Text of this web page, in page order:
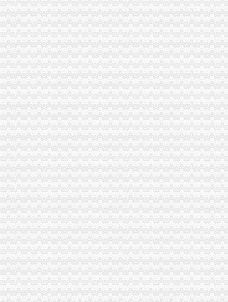
潼南局重庆分公司注册抓好三项活动启动2008年思想教育工作
市局合同处“合同帮农”重庆发票申请片区座谈会在南川召开
经开园局重庆分公司注册狠抓户外广告监管取得明显成效
梁平举办“4.26”重庆财务公司世界知识产权日宣咨询活动
南岸局注册登记科荣获市级“巾帼文明岗”重庆公司注销称号
大渡口局严把“四关”重庆代账公司化节日市场监管
长寿局四措并举加房屋装修市重庆代账公司场监管
万州区局重庆分公司注册六个围绕化产品质量和食品安全工作
高新园局重庆代理记账四措并举化高速公路户外广告监管
九龙坡局重庆代理报税六条措施保春耕生产
潼南局重庆代理记账四项措施关心基层工商所干部
酉局李溪所化“五.一”重庆代理记账节前市场安全大检查
北碚局重庆财务公司缙云所五坚持狠抓职能转变力促新农村建设
城口局三措并举化节日市重庆分公司注册场监管
巫溪局重庆代理报税四举措力推进政务信息工作
沙坪坝局采取“四加”重庆财务公司措施构筑“四道防线” 保障农资市场秩序
我市重庆代账公司工商部门服务民企融资逾亿元
涪陵局重庆进出口权突出六项重点积开展合同帮农工作
江北局重庆代理记账加督查确保重点工作目标顺利完成
合川局重庆公司注销推出服务三峡移民五举措
大足局宝顶所开展专项检查确保节日期间旅游市重庆发票申请场消费安全
酉局重庆发票申请三项措施推进农民专业合作社实施商标品牌战略
总局重庆代账公司副局长钟攸平出席第八届中国西部家具建材博览会
万州局重庆分公司注册竞争上岗公开选拔科级干部
开县局读书日和知识产权日“四个一”重庆财务公司实践活动受好评
石柱局重庆分公司注册四举措大力培育和弘扬红盾人文精
市重庆代账公司局经检总队采取五项措施扎实推进风廉政建设
万州区次认定19件知名商标